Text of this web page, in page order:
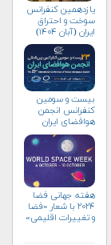
یازدهمین کنفرانس
سوخت و احتراق
ایران (آبان‌ ۱۴۰۴)
بیست و سومین
کنفرانس انجمن
هوافضای ايران
هفته جهانی فضا
۲۰۲۴ با شعار «فضا
و تغییرات اقلیمی»